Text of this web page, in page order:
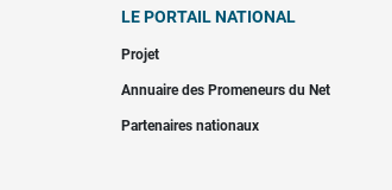
LE PORTAIL NATIONAL
Projet
Annuaire des Promeneurs du Net
Partenaires nationaux